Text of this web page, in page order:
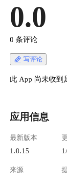
0.0
0 条评论
写评论
此 App 尚未收到
应用信息
最新版本
1.0.15
来源